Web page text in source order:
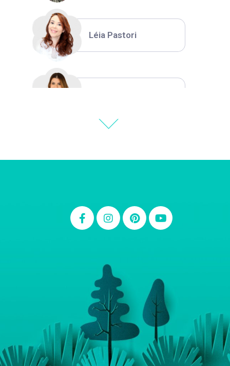
Léia Pastori
Carla Eschberger
Carol Pessoa
Ju Mirthes